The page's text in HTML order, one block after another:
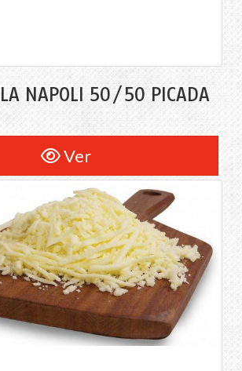
NAPOLI 50/50 PICADA
Ver